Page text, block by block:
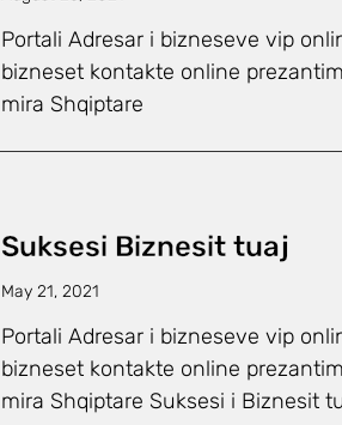
Portali Adresar i bizneseve vip
bizneset kontakte online
mira Shqiptare
Suksesi Biznesit tuaj
May 21, 2021
Portali Adresar i bizneseve vip
bizneset kontakte online
mira Shqiptare Suksesi i Biznesit